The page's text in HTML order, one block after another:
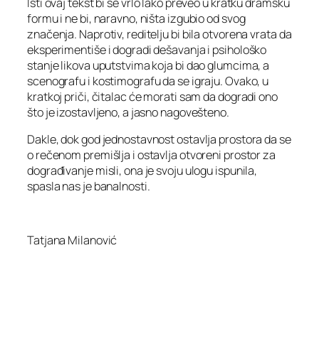
formu i ne bi, naravno, ništa izgubio od svog
značenja. Naprotiv, reditelju bi bila otvorena vrata da
eksperimentiše i dogradi dešavanja i psihološko
stanje likova uputstvima koja bi dao glumcima, a
scenografu i kostimografu da se igraju. Ovako, u
kratkoj priči, čitalac će morati sam da dogradi ono
što je izostavljeno, a jasno nagovešteno.
Dakle, dok god jednostavnost ostavlja prostora da se
o rečenom premišlja i ostavlja otvoreni prostor za
dograđivanje misli, ona je svoju ulogu ispunila,
spasla nas je banalnosti.
Tatjana Milanović